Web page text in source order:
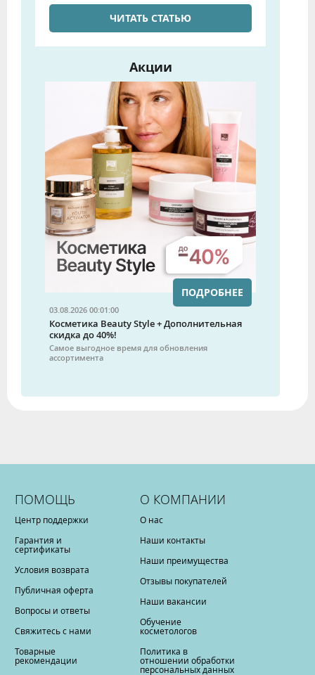
ЧИТАТЬ СТАТЬЮ
Акции
03.08.2026 00:01:00
Косметика Beauty Style + Дополнительная
скидка до 40%!
Самое выгодное время для обновления
ассортимента
ПОДРОБНЕЕ
ПОМОЩЬ
Центр поддержки
Гарантия и
сертификаты
Условия возврата
Публичная оферта
Вопросы и ответы
Свяжитесь с нами
Товарные
рекомендации
О КОМПАНИИ
О нас
Наши контакты
Наши преимущества
Отзывы покупателей
Наши вакансии
Обучение
косметологов
Политика в
отношении обработки
персональных данных